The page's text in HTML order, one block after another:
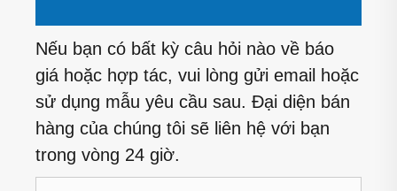
Nếu bạn có bất kỳ câu hỏi nào về báo
giá hoặc hợp tác, vui lòng gửi email hoặc
sử dụng mẫu yêu cầu sau. Đại diện bán
hàng của chúng tôi sẽ liên hệ với bạn
trong vòng 24 giờ.